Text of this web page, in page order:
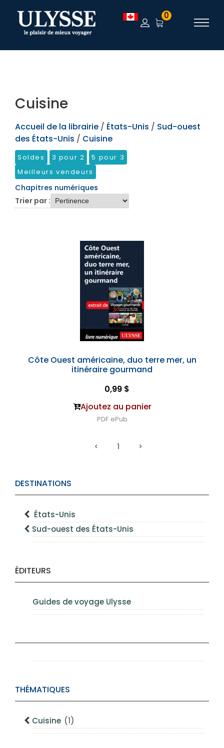
TEST 0
DESTINATIONS
États-Unis
Sud-ouest des États-Unis
ÉDITEURS
Guides de voyage Ulysse
THÉMATIQUES
Cuisine (1)
Cuisine
Accueil de la librairie / États-Unis / Sud-ouest
des États-Unis / Cuisine
Soldes 3 pour 2
5 pour 3
Meilleurs vendeurs
Chapitres numériques
Trier par :
Côte Ouest américaine, duo terre mer, un
itinéraire gourmand
0,99 $
Ajoutez au panier
PDF ePub
1